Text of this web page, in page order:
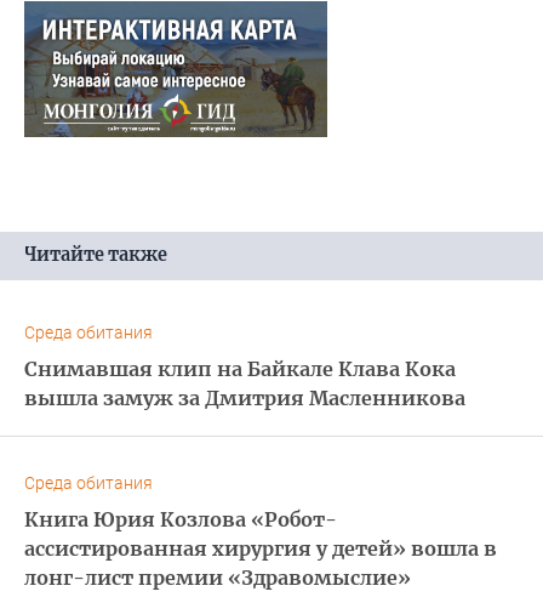
Читайте также
Среда обитания
Снимавшая клип на Байкале Клава Кока
вышла замуж за Дмитрия Масленникова
Среда обитания
Книга Юрия Козлова «Робот-
ассистированная хирургия у детей» вошла в
лонг-лист премии «Здравомыслие»